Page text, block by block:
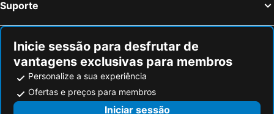
Suporte
Inicie sessão para desfrutar de
vantagens exclusivas para membros
Personalize a sua experiência
Ofertas e preços para membros
Iniciar sessão